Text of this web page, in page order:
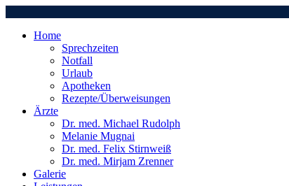
Home
Sprechzeiten
Notfall
Urlaub
Apotheken
Rezepte/Überweisungen
Ärzte
Dr. med. Michael Rudolph
Melanie Mugnai
Dr. med. Felix Stirnweiß
Dr. med. Mirjam Zrenner
Galerie